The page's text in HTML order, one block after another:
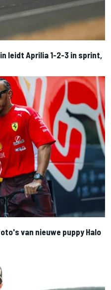
leidt Aprilia 1-2-3 in sprint,
van nieuwe puppy Halo